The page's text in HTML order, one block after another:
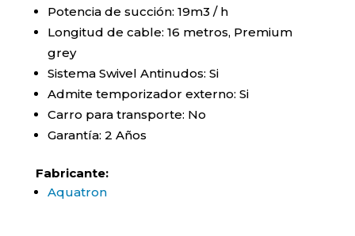
Potencia de succión: 19m3 / h
Longitud de cable: 16 metros, Premium
grey
Sistema Swivel Antinudos: Si
Admite temporizador externo: Si
Carro para transporte: No
Garantía: 2 Años
Fabricante:
Aquatron